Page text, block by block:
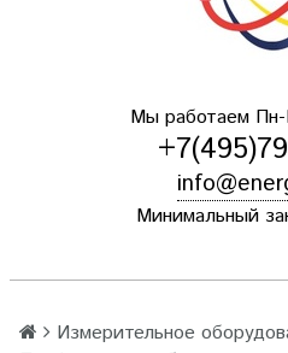
Мы работаем
Минимальный
Измерительное